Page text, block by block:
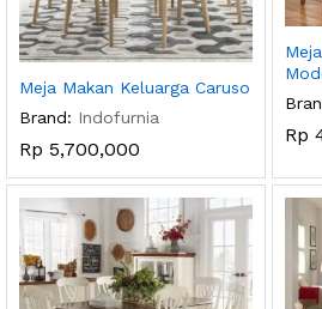
Meja Makan Keluarga Caruso
Brand: Indofurnia
Rp 5,700,000
Rp